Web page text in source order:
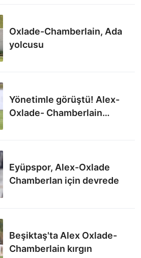
Oxlade-Chamberlain, Ada
yolcusu
Yönetimle görüştü! Alex-
Oxlade- Chamberlain
Eyüpspor, Alex-Oxlade
Chamberlan için devrede
Beşiktaş'ta Alex Oxlade-
Chamberlain kırgın